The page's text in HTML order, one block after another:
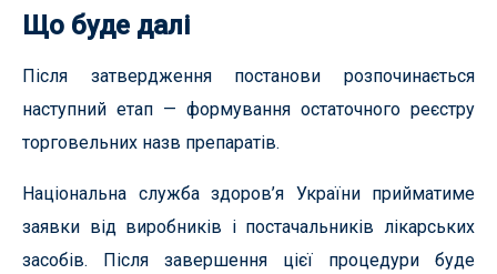
Що буде далі
Після затвердження постанови розпочинається
наступний етап — формування остаточного реєстру
торговельних назв препаратів.
Національна служба здоров’я України прийматиме
заявки від виробників і постачальників лікарських
засобів. Після завершення цієї процедури буде